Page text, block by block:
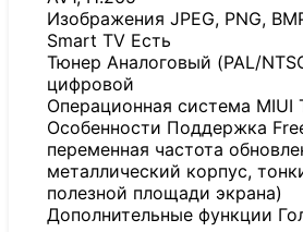
Изображения JPEG, PNG,
Smart TV Есть
Тюнер Аналоговый (PAL/
цифровой
Операционная система MIUI
Особенности Поддержка
переменная частота
металлический корпус,
полезной площади экрана)
Дополнительные функции